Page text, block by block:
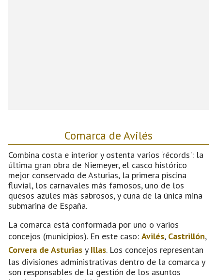
Comarca de Avilés
Combina costa e interior y ostenta varios ‘récords': la
última gran obra de Niemeyer, el casco histórico
mejor conservado de Asturias, la primera piscina
fluvial, los carnavales más famosos, uno de los
quesos azules más sabrosos, y cuna de la única mina
submarina de España.
La comarca está conformada por uno o varios
concejos (municipios). En este caso: Avilés, Castrillón,
Corvera de Asturias y Illas. Los concejos representan
las divisiones administrativas dentro de la comarca y
son responsables de la gestión de los asuntos